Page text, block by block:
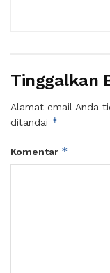
Tinggalkan
Alamat email Anda
ditandai *
Komentar *